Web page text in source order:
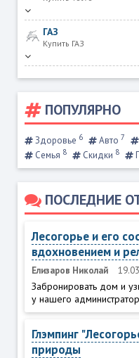
ГАЗ
Купить ГАЗ
ПОПУЛЯРНО
Здоровье 6 Авто 7
Семья 8 Скидки 8
ПОСЛЕДНИЕ
Лесогорье и его
вдохновением и
Елизаров Николай
Забронировать дом и
у нашего
Глэмпинг
природы